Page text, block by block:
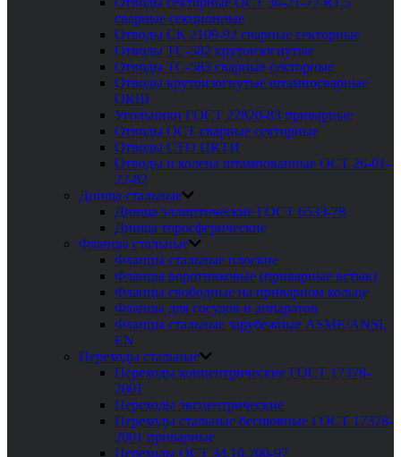
сварные секционные
Отводы СК 2109-92 сварные секторные
Отводы ТС-582 крутоизогнутые
Отводы ТС-583 сварные секторные
Отводы крутоизогнутые штампосварные
ОКШ
Угольники ГОСТ 22820-83 приварные
Отводы ОСТ сварные секторные
Отводы СТО ЦКТИ
Отводы и колена штампованные ОСТ 26-01-
22-82
Днища стальные
Днища эллиптические ГОСТ 6533-78
Днища торосферические
Фланцы стальные
Фланцы стальные плоские
Фланцы воротниковые (приварные встык)
Фланцы свободные на приварном кольце
Фланцы для сосудов и аппаратов
Фланцы стальные зарубежные ASME/ANSI,
EN
Переходы стальные
Переходы концентрические ГОСТ 17378-
2001
Переходы эксцентрические
Переходы стальные бесшовные ГОСТ 17378-
2001 приварные
Переходы ОСТ 34.10.700-97